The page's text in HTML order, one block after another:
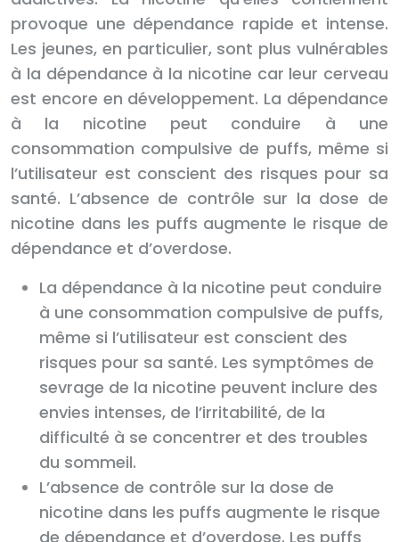
provoque une dépendance rapide et intense.
Les jeunes, en particulier, sont plus vulnérables
à la dépendance à la nicotine car leur cerveau
est encore en développement. La dépendance
à la nicotine peut conduire à une
consommation compulsive de puffs, même si
l’utilisateur est conscient des risques pour sa
santé. L’absence de contrôle sur la dose de
nicotine dans les puffs augmente le risque de
dépendance et d’overdose.
La dépendance à la nicotine peut conduire
à une consommation compulsive de puffs,
même si l’utilisateur est conscient des
risques pour sa santé. Les symptômes de
sevrage de la nicotine peuvent inclure des
envies intenses, de l’irritabilité, de la
difficulté à se concentrer et des troubles
du sommeil.
L’absence de contrôle sur la dose de
nicotine dans les puffs augmente le risque
de dépendance et d’overdose. Les puffs